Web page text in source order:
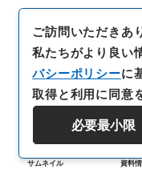
サムネイル 資料
ご訪問いただきあ
私たちがより良い
バシーポリシーに
取得と利用に同意
必要最小限